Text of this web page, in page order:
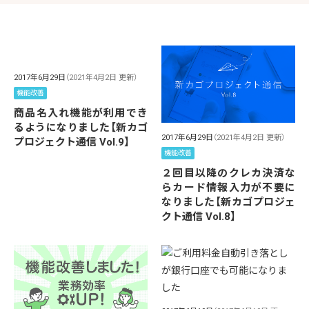
2017年6月29日 （2021年4月2日 更新）
機能改善
商品名入れ機能が利用でき
るようになりました【新カゴ
プロジェクト通信 Vol.9】
2017年6月29日 （2021年4月2日 更新）
機能改善
２回目以降のクレカ決済な
らカード情報入力が不要に
なりました【新カゴプロジェ
クト通信 Vol.8】